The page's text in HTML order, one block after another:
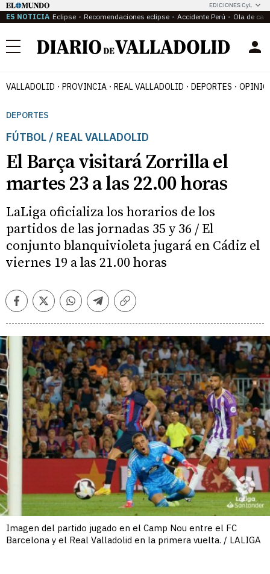
EDICIONES CyL
ES NOTICIA Eclipse Recomendaciones eclipse Accidente Perú Ola de
Menú
VALLADOLID PROVINCIA REAL VALLADOLID DEPORTES
DEPORTES
FÚTBOL / REAL VALLADOLID
El Barça visitará Zorrilla el
martes 23 a las 22.00 horas
LaLiga oficializa los horarios de los
partidos de las jornadas 35 y 36 / El
conjunto blanquivioleta jugará en Cádiz el
viernes 19 a las 21.00 horas
FacebookTwitterWhatsappTelegramCopiar
Imagen del partido jugado en el Camp Nou entre el FC
Barcelona y el Real Valladolid en la primera vuelta. / LALIGA